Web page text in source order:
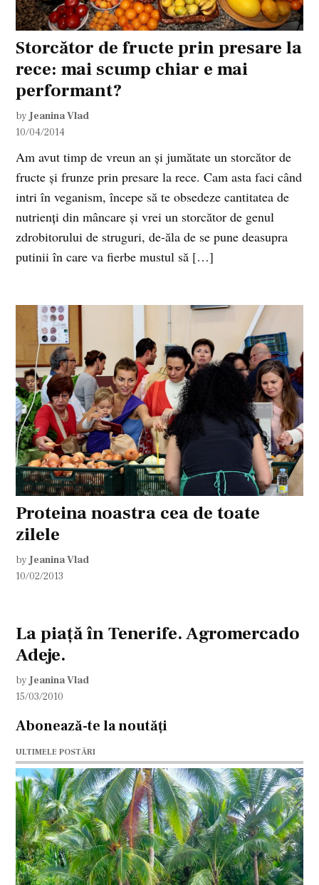
Storcător de fructe prin presare la
rece: mai scump chiar e mai
performant?
by Jeanina Vlad
10/04/2014
Am avut timp de vreun an și jumătate un storcător de
fructe și frunze prin presare la rece. Cam asta faci când
intri în veganism, începe să te obsedeze cantitatea de
nutrienți din mâncare și vrei un storcător de genul
zdrobitorului de struguri, de-ăla de se pune deasupra
putinii în care va fierbe mustul să […]
Proteina noastra cea de toate
zilele
by Jeanina Vlad
10/02/2013
La piaţă în Tenerife. Agromercado
Adeje.
by Jeanina Vlad
15/03/2010
Abonează-te la noutăți
ULTIMELE POSTĂRI